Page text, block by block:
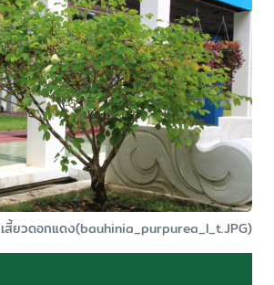
เสี้ยวดอกแดง(bauhinia_purpurea_l_t.JPG)